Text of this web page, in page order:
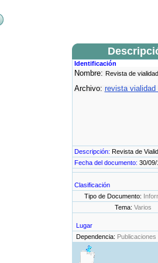
Identificación
Nombre: Revista de
Archivo: revista vialidad
Descripción: Revista de
Fecha del documento: 30/09/
Clasificación
Tipo de Documento:
Tema: Varios
Lugar
Dependencia: Publicaciones